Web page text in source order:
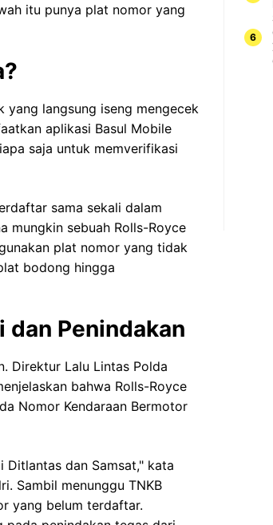
itu punya plat nomor yang
yang langsung iseng mengecek
aplikasi Basul Mobile
saja untuk memverifikasi
sama sekali dalam
mungkin sebuah Rolls-Royce
plat nomor yang tidak
bodong hingga
Penindakan
Direktur Lalu Lintas Polda
bahwa Rolls-Royce
Nomor Kendaraan Bermotor
Ditlantas dan Samsat," kata
Sambil menunggu TNKB
yang belum terdaftar.